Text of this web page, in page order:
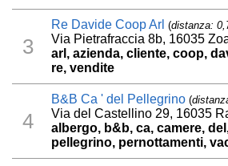
3
Re Davide Coop Arl (distanza:
Via Pietrafraccia 8b, 16035
arl, azienda, cliente, coop,
re, vendite
4
B&B Ca ' del Pellegrino (
Via del Castellino 29, 16035
albergo, b&b, ca, camere,
pellegrino, pernottamenti,